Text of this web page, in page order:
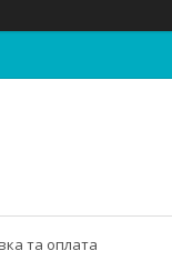
та оплата